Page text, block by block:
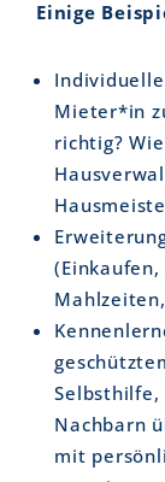
Einige
Mieter*in
richtig?
Nachbarn
mit